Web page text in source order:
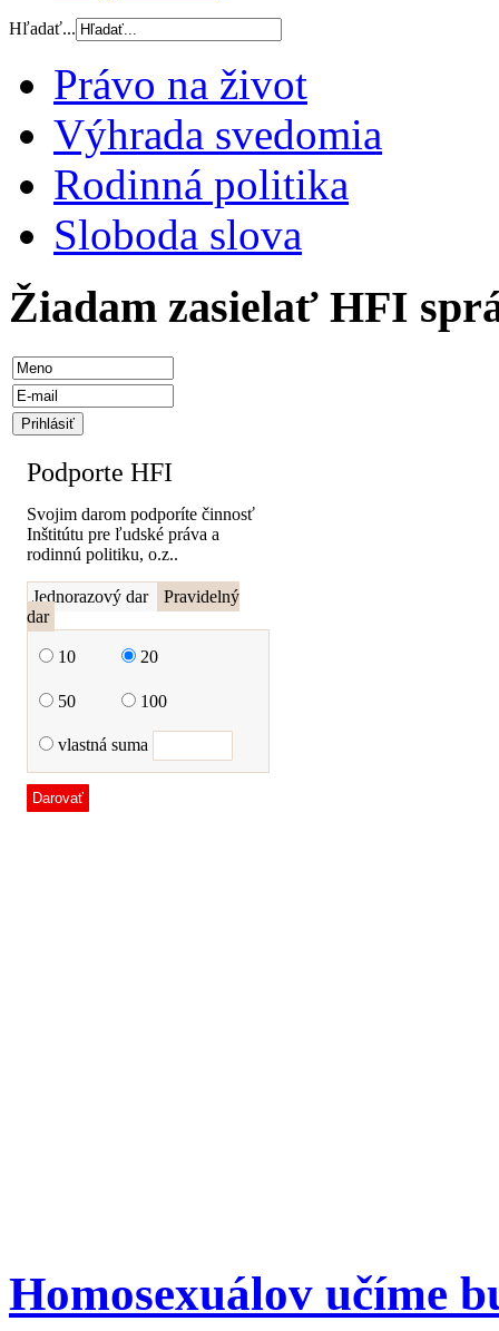
Hľadať...
Právo na život
Výhrada svedomia
Rodinná politika
Sloboda slova
Žiadam zasielať HFI
Homosexuálov učíme